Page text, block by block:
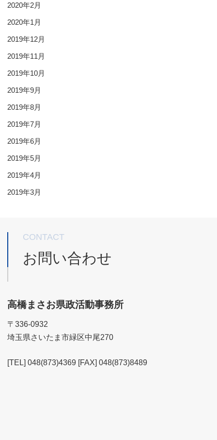
2020年2月
2020年1月
2019年12月
2019年11月
2019年10月
2019年9月
2019年8月
2019年7月
2019年6月
2019年5月
2019年4月
2019年3月
CONTACT
お問い合わせ
高橋まさお県政活動事務所
〒336-0932
埼玉県さいたま市緑区中尾270
[TEL] 048(873)4369 [FAX] 048(873)8489